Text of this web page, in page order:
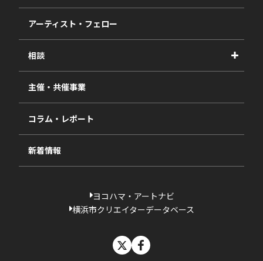
事業報告書
2027年度
2026年度
2025年度
2024年度
2023年度
過去の採択一覧
アーティスト・フェロー
相談
視察・ヒアリング・研究
相談依頼フォーム
主催・共催事業
コラム・レポート
新着情報
ヨコハマ・アートナビ
横浜市クリエイターデータベース